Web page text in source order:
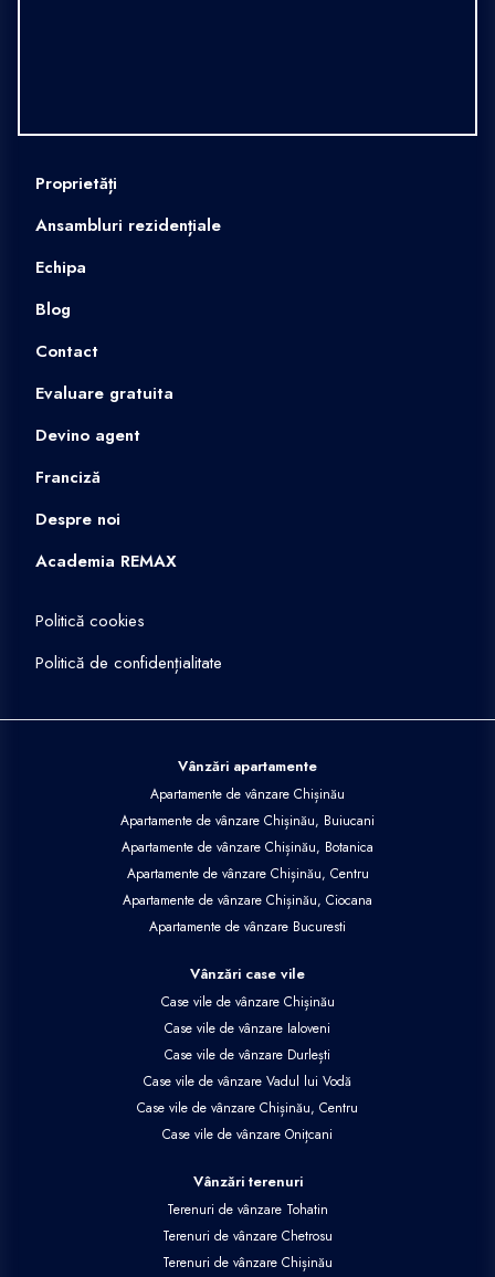
Proprietăți
Ansambluri rezidențiale
Echipa
Blog
Contact
Evaluare gratuita
Devino agent
Franciză
Despre noi
Academia REMAX
Politică cookies
Politică de confidențialitate
Vânzări apartamente
Apartamente de vânzare Chișinău
Apartamente de vânzare Chișinău, Buiucani
Apartamente de vânzare Chișinău, Botanica
Apartamente de vânzare Chișinău, Centru
Apartamente de vânzare Chișinău, Ciocana
Apartamente de vânzare Bucuresti
Vânzări case vile
Case vile de vânzare Chișinău
Case vile de vânzare Ialoveni
Case vile de vânzare Durlești
Case vile de vânzare Vadul lui Vodă
Case vile de vânzare Chișinău, Centru
Case vile de vânzare Onițcani
Vânzări terenuri
Terenuri de vânzare Tohatin
Terenuri de vânzare Chetrosu
Terenuri de vânzare Chișinău